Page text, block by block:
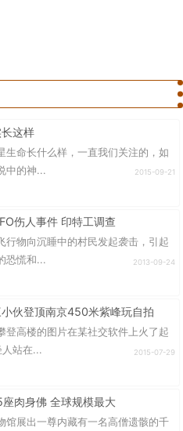
这样
生命长什么样，一直我们关注的，如
中的神...
2015-09-21
伤人事件 印特工调查
行物向沉睡中的村民发起袭击，引起
恐慌和...
2013-09-24
小伙登顶南京450米紫峰玩自拍
登高楼的图片在某社交软件上火了起
站在...
2015-07-29
肉身佛 全球规模最大
馆展出一尊内藏有一名高僧遗骸的千